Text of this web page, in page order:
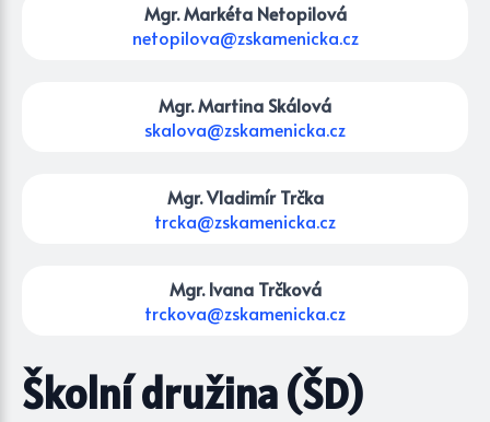
Mgr. Markéta Netopilová
netopilova@zskamenicka.cz
Mgr. Martina Skálová
skalova@zskamenicka.cz
Mgr. Vladimír Trčka
trcka@zskamenicka.cz
Mgr. Ivana Trčková
trckova@zskamenicka.cz
Školní družina (ŠD)